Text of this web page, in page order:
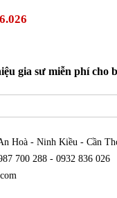
gia sư miễn phí cho
Hoà - Ninh Kiều - Cần
700 288 - 0932 836 026